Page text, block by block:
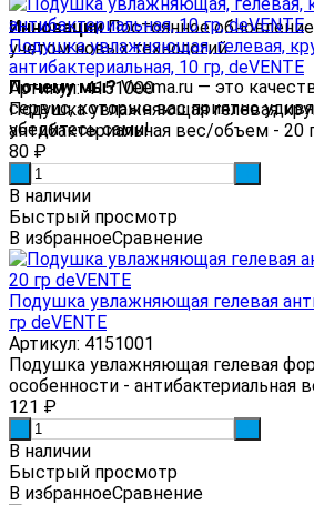
ИнновацииПостоянное
учетом новых технологий.
Почему мы?Veema.ru — это
сервис, которые вас приятно
убедитесь сами!
Подушка увлажняющая, гелевая,
антибактериальная, 10 гр, deVENTE
Артикул: 4151000
Подушка увлажняющая гелевая
антибактериальная вес/объем - 20
80 ₽
В наличии
Быстрый просмотр
В избранноеСравнение
Подушка увлажняющая гелевая
гр deVENTE
Артикул: 4151001
Подушка увлажняющая гелевая
особенности - антибактериальная
121 ₽
В наличии
Быстрый просмотр
В избранноеСравнение